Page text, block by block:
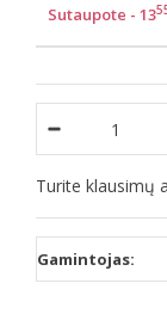
Sutaupote - 13
Turite klausimų
Gamintojas: